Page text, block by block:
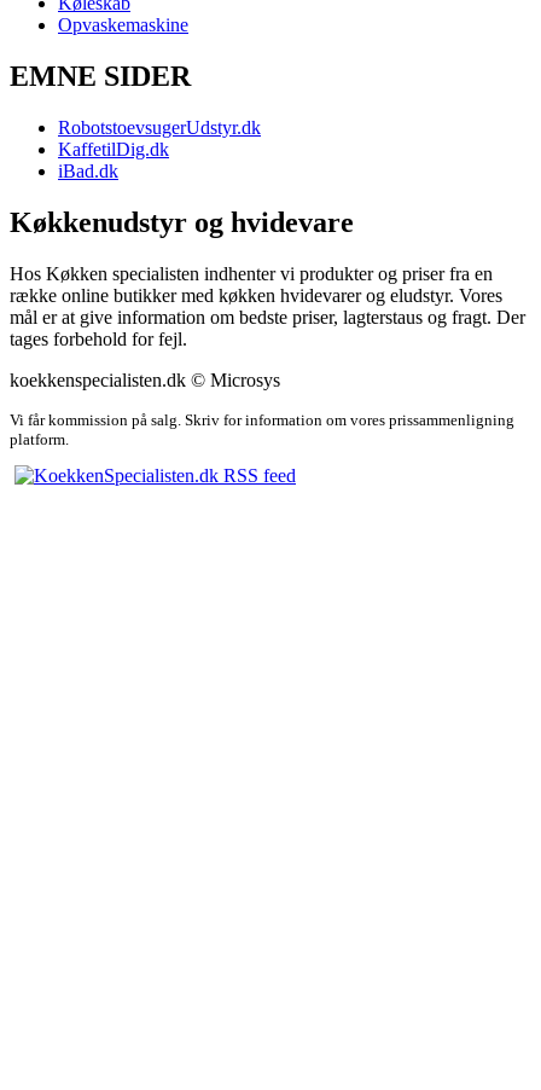
Opvaskemaskine
EMNE SIDER
RobotstoevsugerUdstyr.dk
KaffetilDig.dk
iBad.dk
Køkkenudstyr og hvidevare
Hos Køkken specialisten indhenter vi produkter og priser fra en
række online butikker med køkken hvidevarer og eludstyr. Vores
mål er at give information om bedste priser, lagterstaus og fragt. Der
tages forbehold for fejl.
koekkenspecialisten.dk © Microsys
Vi får kommission på salg. Skriv for information om vores prissammenligning
platform.